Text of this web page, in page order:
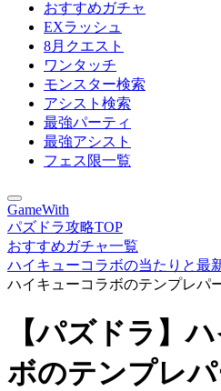
おすすめガチャ
EXラッシュ
8月クエスト
ワンタッチ
モンスター検索
アシスト検索
最強パーティ
最強アシスト
フェス限一覧
GameWith
パズドラ攻略TOP
おすすめガチャ一覧
ハイキューコラボの当たりと最
ハイキューコラボのテンプレパ
【パズドラ】
ボのテンプレ